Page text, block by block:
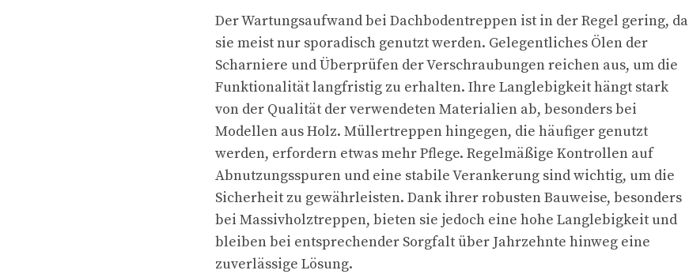
Der Wartungsaufwand bei Dachbodentreppen ist in der Regel gering, da
sie meist nur sporadisch genutzt werden. Gelegentliches Ölen der
Scharniere und Überprüfen der Verschraubungen reichen aus, um die
Funktionalität langfristig zu erhalten. Ihre Langlebigkeit hängt stark
von der Qualität der verwendeten Materialien ab, besonders bei
Modellen aus Holz. Müllertreppen hingegen, die häufiger genutzt
werden, erfordern etwas mehr Pflege. Regelmäßige Kontrollen auf
Abnutzungsspuren und eine stabile Verankerung sind wichtig, um die
Sicherheit zu gewährleisten. Dank ihrer robusten Bauweise, besonders
bei Massivholztreppen, bieten sie jedoch eine hohe Langlebigkeit und
bleiben bei entsprechender Sorgfalt über Jahrzehnte hinweg eine
zuverlässige Lösung.